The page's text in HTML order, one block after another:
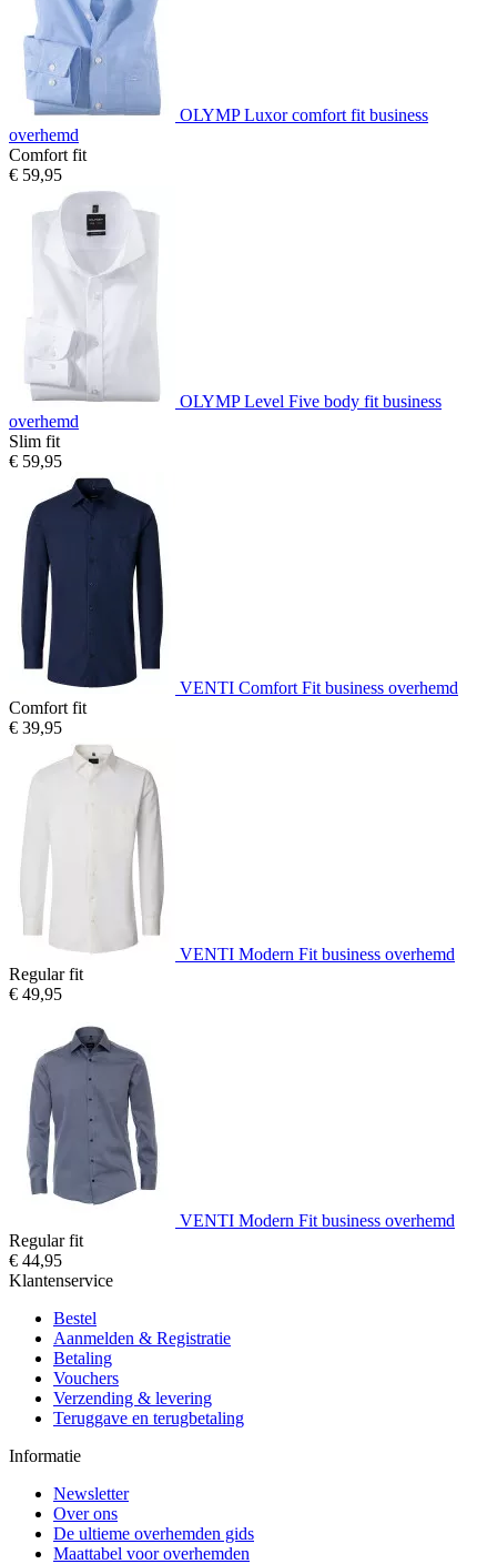
OLYMP Luxor comfort fit business
overhemd
Comfort fit
€ 59,95
OLYMP Level Five body fit business
overhemd
Slim fit
€ 59,95
VENTI Comfort Fit business overhemd
Comfort fit
€ 39,95
VENTI Modern Fit business overhemd
Regular fit
€ 49,95
VENTI Modern Fit business overhemd
Regular fit
€ 44,95
Klantenservice
Bestel
Aanmelden & Registratie
Betaling
Vouchers
Verzending & levering
Teruggave en terugbetaling
Informatie
Newsletter
Over ons
De ultieme overhemden gids
Maattabel voor overhemden